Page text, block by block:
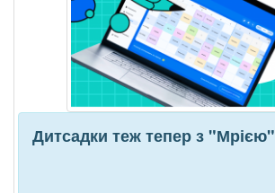
Дитсадки теж тепер з "Мрією"